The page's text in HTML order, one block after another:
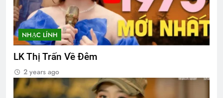
NHẠC LÍNH
LK Thị Trấn Về Đêm
2 years ago